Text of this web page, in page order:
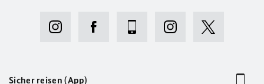
Sicher reisen (App)